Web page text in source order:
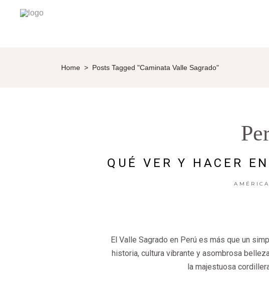
Home > Posts Tagged "Caminata Valle Sagrado"
QUÉ VER Y HACER
AMÉRICA
El Valle Sagrado en Perú es más que un
historia, cultura vibrante y asombrosa
la majestuosa